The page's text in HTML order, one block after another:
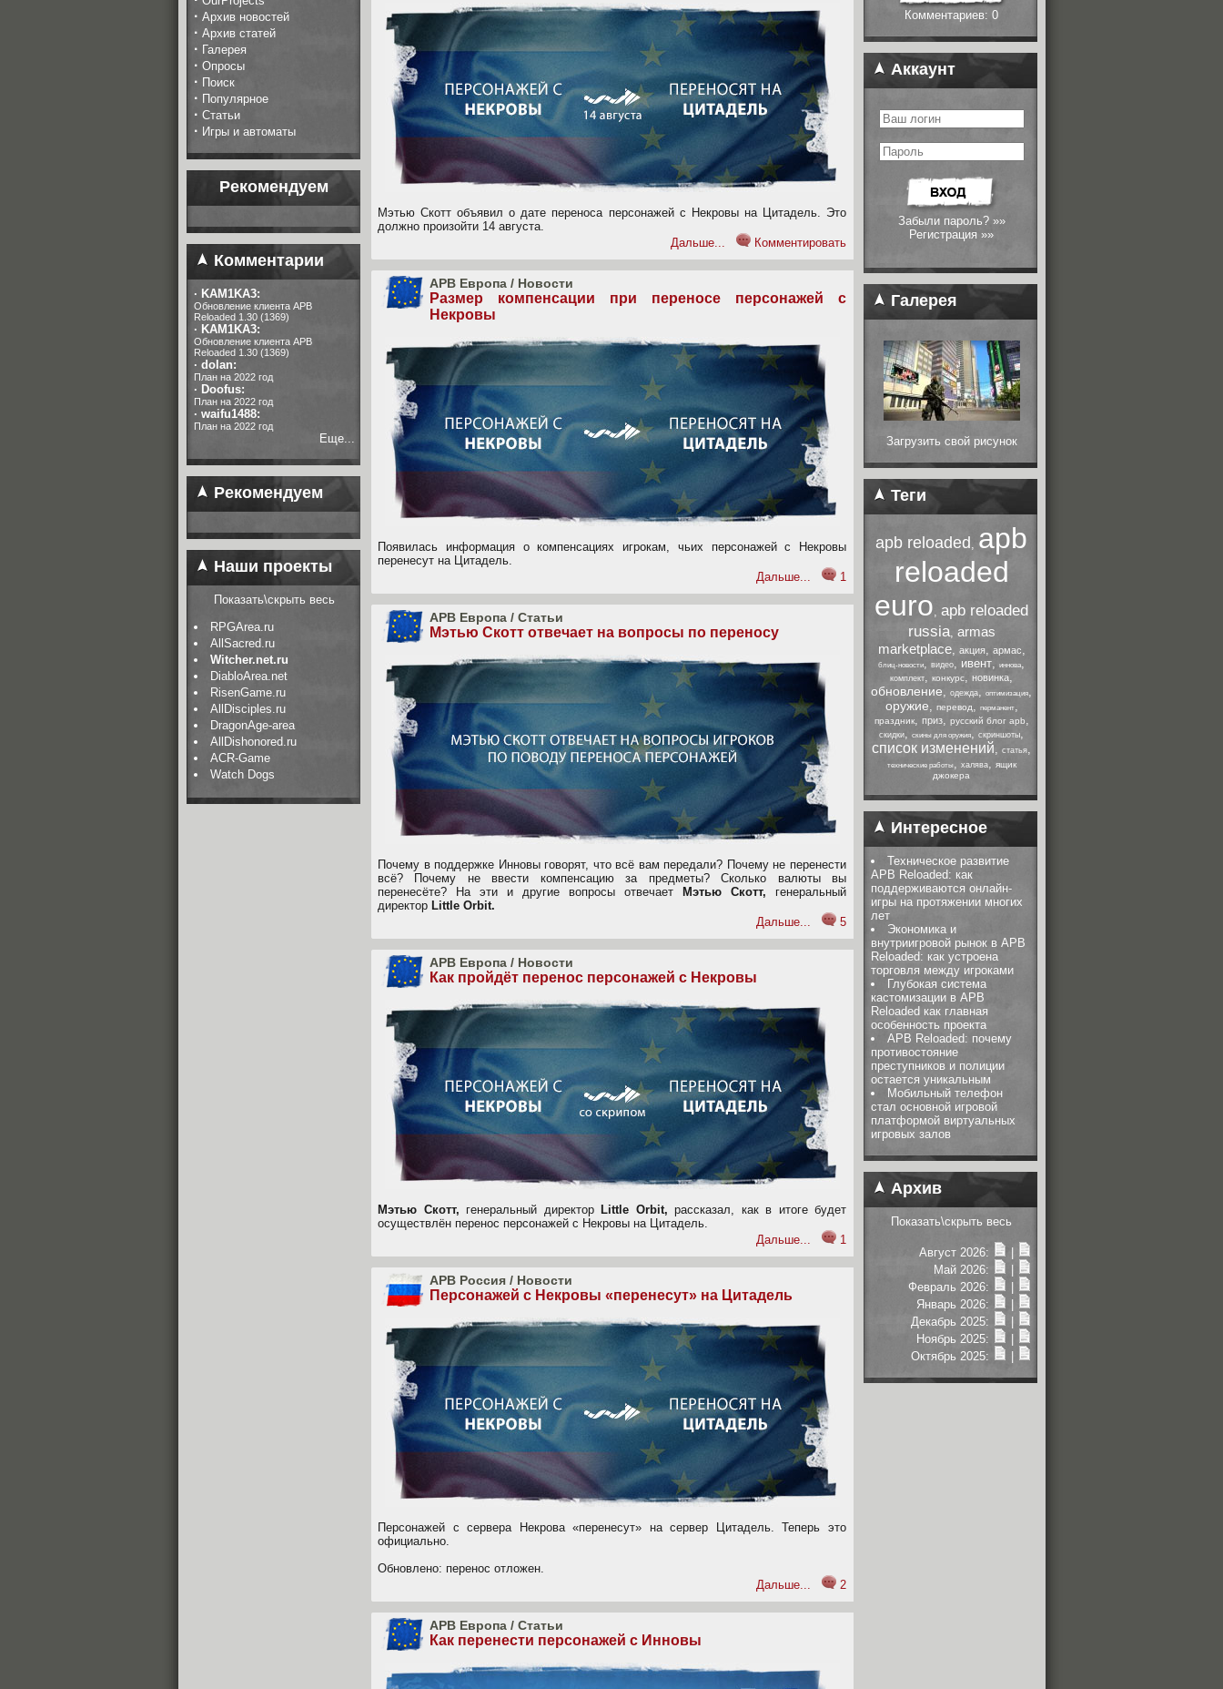
· Архив новостей
· Архив статей
· Галерея
· Опросы
· Поиск
· Популярное
· Статьи
· Игры и автоматы
Рекомендуем
Комментарии
· KAM1KA3:
Обновление клиента APB
Reloaded 1.30 (1369)
· KAM1KA3:
Обновление клиента APB
Reloaded 1.30 (1369)
· dolan:
План на 2022 год
· Doofus:
План на 2022 год
· waifu1488:
План на 2022 год
Еще...
Рекомендуем
Наши проекты
Показать\скрыть весь
RPGArea.ru
AllSacred.ru
Witcher.net.ru
DiabloArea.net
RisenGame.ru
AllDisciples.ru
DragonAge-area
AllDishonored.ru
ACR-Game
Watch Dogs
Мэтью Скотт объявил о дате переноса персонажей с Некровы на Цитадель. Это
должно произойти 14 августа.
Дальше...
Комментировать
APB Европа / Новости
Размер компенсации при переносе персонажей с
Некровы
Появилась информация о компенсациях игрокам, чьих персонажей с Некровы
перенесут на Цитадель.
Дальше...
1
APB Европа / Статьи
Мэтью Скотт отвечает на вопросы по переносу
Почему в поддержке Инновы говорят, что всё вам передали? Почему не перенести
всё? Почему не ввести компенсацию за предметы? Сколько валюты вы
перенесёте? На эти и другие вопросы отвечает
Мэтью Скотт, генеральный
директор Little Orbit.
Дальше...
5
APB Европа / Новости
Как пройдёт перенос персонажей с Некровы
Мэтью Скотт, генеральный директор Little Orbit, рассказал, как в итоге будет
осуществлён перенос персонажей с Некровы на Цитадель.
Дальше...
1
APB Россия / Новости
Персонажей с Некровы «перенесут» на Цитадель
Персонажей с сервера Некрова «перенесут» на сервер Цитадель. Теперь это
официально.
Обновлено: перенос отложен.
Дальше...
2
APB Европа / Статьи
Как перенести персонажей с Инновы
Комментариев: 0
Аккаунт
Забыли пароль? »»
Регистрация »»
Галерея
Загрузить свой рисунок
Теги
apb reloaded , apb
reloaded
euro, apb reloaded
russia, armas
marketplace, акция, армас,
блиц-новости, видео, ивент, иннова,
комплект, конкурс, новинка,
обновление, одежда, оптимизация,
оружие, перевод, перманент,
праздник, приз, русский блог apb,
скидки, скины для оружия, скриншоты,
список изменений, статья,
технические работы, халява, ящик
джокера
Интересное
Техническое развитие
APB Reloaded: как
поддерживаются онлайн-
игры на протяжении многих
лет
Экономика и
внутриигровой рынок в APB
Reloaded: как устроена
торговля между игроками
Глубокая система
кастомизации в APB
Reloaded как главная
особенность проекта
APB Reloaded: почему
противостояние
преступников и полиции
остается уникальным
Мобильный телефон
стал основной игровой
платформой виртуальных
игровых залов
Архив
Показать\скрыть весь
Август 2026:
Май 2026:
Февраль 2026:
Январь 2026:
Декабрь 2025:
Ноябрь 2025:
Октябрь 2025: